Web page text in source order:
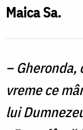
Născătoare
mântuiește-
ne
pe
Maica Sa.
–
vreme ce
lui